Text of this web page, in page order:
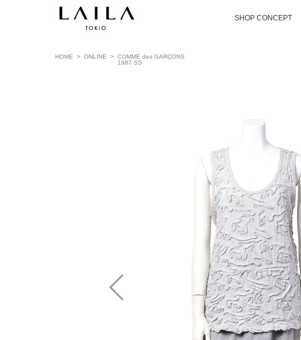
SHOP CONCEPT
HOME > ONLINE > COMME des GARÇONS
1987 SS